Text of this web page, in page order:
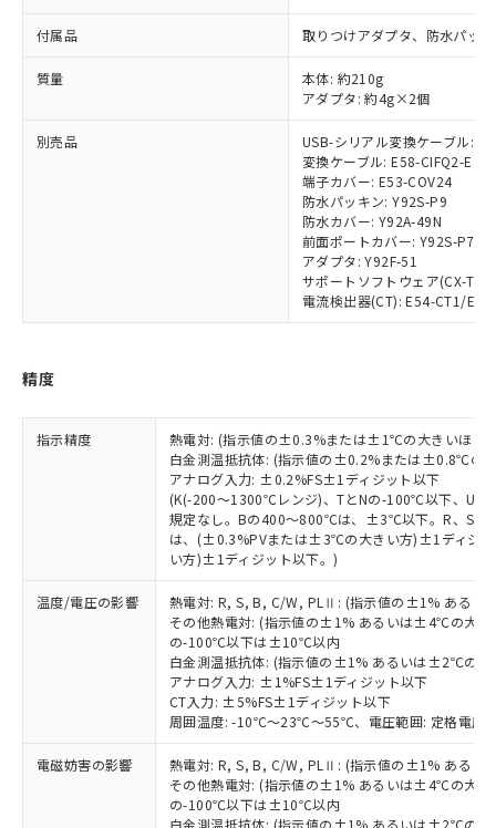
付属品 取りつけアダプタ、防水パッ
質量
本体: 約210g
アダプタ: 約4g×2個
別売品
USB-シリアル変換ケーブル:
変換ケーブル: E58-CIFQ2-E
端子カバー: E53-COV24
防水パッキン: Y92S-P9
防水カバー: Y92A-49N
前面ポートカバー: Y92S-P7
アダプタ: Y92F-51
サポートソフトウェア(CX-
電流検出器(CT): E54-CT1/
精度
指示精度
熱電対: (指示値の±0.3%または±1℃の大きいほう
白金測温抵抗体: (指示値の±0.2%または±0.8℃の
アナログ入力: ±0.2%FS±1ディジット以下
(K(-200～1300℃レンジ)、TとNの-100℃以下、U
規定なし。Bの400～800℃は、±3℃以下。R、S
は、(±0.3%PVまたは±3℃の大きい方)±1ディジ
い方)±1ディジット以下。)
温度/電圧の影響
熱電対: R, S, B, C/W, PLⅡ: (指示値の±1% ある
その他熱電対: (指示値の±1% あるいは±4℃の大き
の-100℃以下は±10℃以内
白金測温抵抗体: (指示値の±1% あるいは±2℃の大
アナログ入力: ±1%FS±1ディジット以下
CT入力: ±5%FS±1ディジット以下
周囲温度: -10℃～23℃～55℃、電圧範囲: 定格電圧
電磁妨害の影響
熱電対: R, S, B, C/W, PLⅡ: (指示値の±1% ある
その他熱電対: (指示値の±1% あるいは±4℃の大き
の-100℃以下は±10℃以内
白金測温抵抗体: (指示値の±1% あるいは±2℃の大
様のお取引先、またはお客様担当のオ
ムロン制御機器販売店・当社販売員に
オムロン制御機器販売店や当社販売拠
販売ネットワーク
」をご確認
在庫状況および標準価格結果を当社の
事前の承諾なく第三者に漏洩または開
示しないようお願いします。
マイパーツ機能（部品リスト作成サー
ビス）をご利用いただくには、I-Web
メンバーズにご登録されている必要が
引・商談に必要な範囲で利用すること
をご了承ください。
※当社の共同利用者とは、"個人情報
の共同利用に関して"
の「1.共同利
用者の範囲」に記載されている法人を
指します。
ルベンジル（BBP） 1000ppm以下、フタル酸ジブチル
（DBP） 1000ppm以下、フタル酸ジイソブチル
フタル酸エステル類の４物質については閾値を超える意
図的な使用がないことを確認しています。
部品在庫の切り替え状況などにより、予定
月が前後することがあります。
とができます。
EU RoHS指令（10物質）の非含有証明書
51物質の非含有証明書（当社基準）
※本証明書は発行日時点で非含有を証明す
るもので、過去に遡って非含有を証明する
ものではありません。
また、RoHS指令のフタル酸エステル類４
物質の対応では、対応完了までの期間は出
荷製品に未対応品が混在することから備考
欄に対応日を記載しておりました。
既に当社にて対応品への在庫切替を完了
していることから、特段のことがない限
り、2022年1月12日より割愛しておりま
イソブチル) : 1000ppm、 BBP(フタル酸ブチルベンジ
DEHP(フタル酸ビス(2-エチルヘキシル)) : 1000ppm
「ｅ」：有害物質（10物質）のすべてが基
準値以下であることを示します。
「10」：通常の使用状況下において有害物
質が外部に漏えいし、環境に深刻な影響を
及ぼさない年数を意味します。
「－」：未確認です。当社販売部門へお問
い合わせください。
いよう必要な手段を講じます。
当社は貴社製品を、核兵器、ミサイ
ル、化学兵器、生物兵器またはその他
武器並びにこれらの製造装置等に一切
当社は、貴社製品を第三者に販売する
場合は、上記1、2および3の内容を当
該第三者に通知します。また当社は、
販売先および販売に係わる関係者が違
法に輸出するおそれがある場合は、取
り引きをいたしません。
合意する キャンセル
一定数には満たないが在庫あり
在庫なし(最新の在庫状況につ
いては、お客様のお取引先、ま
たはお客様担当のオムロン制御
機器販売店・当社販売員にご確
受注生産機種、また在庫状況の
情報を公開していない機種